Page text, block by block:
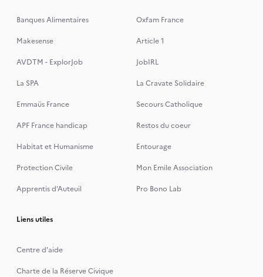
Banques Alimentaires
Oxfam France
Makesense
Article 1
AVDTM - ExplorJob
JobIRL
La SPA
La Cravate Solidaire
Emmaüs France
Secours Catholique
APF France handicap
Restos du coeur
Habitat et Humanisme
Entourage
Protection Civile
Mon Emile Association
Apprentis d’Auteuil
Pro Bono Lab
Liens utiles
Centre d'aide
Charte de la Réserve Civique